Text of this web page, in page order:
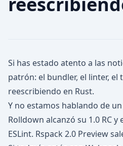
Si has estado atento a las
patrón: el bundler, el linter,
reescribiendo en Rust.
Y no estamos hablando de
Rolldown alcanzó su 1.0 RC
ESLint. Rspack 2.0 Preview